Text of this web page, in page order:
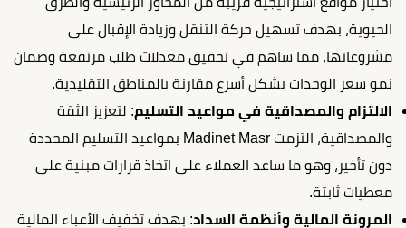
الحيوية، بهدف تسهيل حركة التنقل وزيادة الإقبال على
مشروعاتها، مما ساهم في تحقيق معدلات طلب مرتفعة وضمان
نمو سعر الوحدات بشكل أسرع مقارنة بالمناطق التقليدية.
الالتزام والمصداقية في مواعيد التسليم: لتعزيز الثقة
والمصداقية، التزمت Madinet Masr بمواعيد التسليم المحددة
دون تأخير، وهو ما ساعد العملاء على اتخاذ قرارات مبنية على
معطيات ثابتة.
المرونة المالية وأنظمة السداد: بهدف تخفيف الأعباء المالية